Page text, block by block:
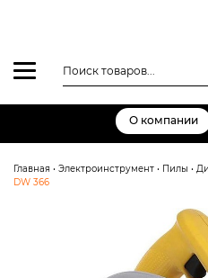
товаров
О компании
Главная • Электроинструмент • Пилы •
DW 366